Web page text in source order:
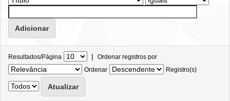
Resultados/Página | Ordenar registros por
Ordenar
Registro(s)